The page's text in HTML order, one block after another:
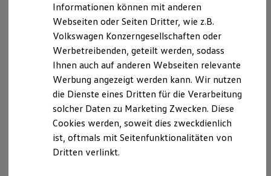
Lifestyle Shop
T-Roc Kollektion
Golf Kollektion
ID. Kollektion
Volkswagen Kollektion
R-Kollektion
GTI Kollektion
Fußball Drop
we drive football
#wedriveproud
Besitzer und Service
Software Updates
Service und Ersatzteile
informieren wir Sie über die Verarbeitung Ihrer
personenbezogenen Daten durch uns im
Zusammenhang mit Ihrem Besuch unserer Webseite.
Verantwortliche Stelle ist die
Autohaus Krammer GmbH
Deggendorfer Straße 48
94491 Hengersberg
Informationen können mit anderen
Webseiten oder Seiten Dritter, wie z.B.
Volkswagen Konzerngesellschaften oder
Werbetreibenden, geteilt werden, sodass
Ihnen auch auf anderen Webseiten relevante
Werbung angezeigt werden kann. Wir nutzen
die Dienste eines Dritten für die Verarbeitung
solcher Daten zu Marketing Zwecken. Diese
Cookies werden, soweit dies zweckdienlich
ist, oftmals mit Seitenfunktionalitäten von
Dritten verlinkt.